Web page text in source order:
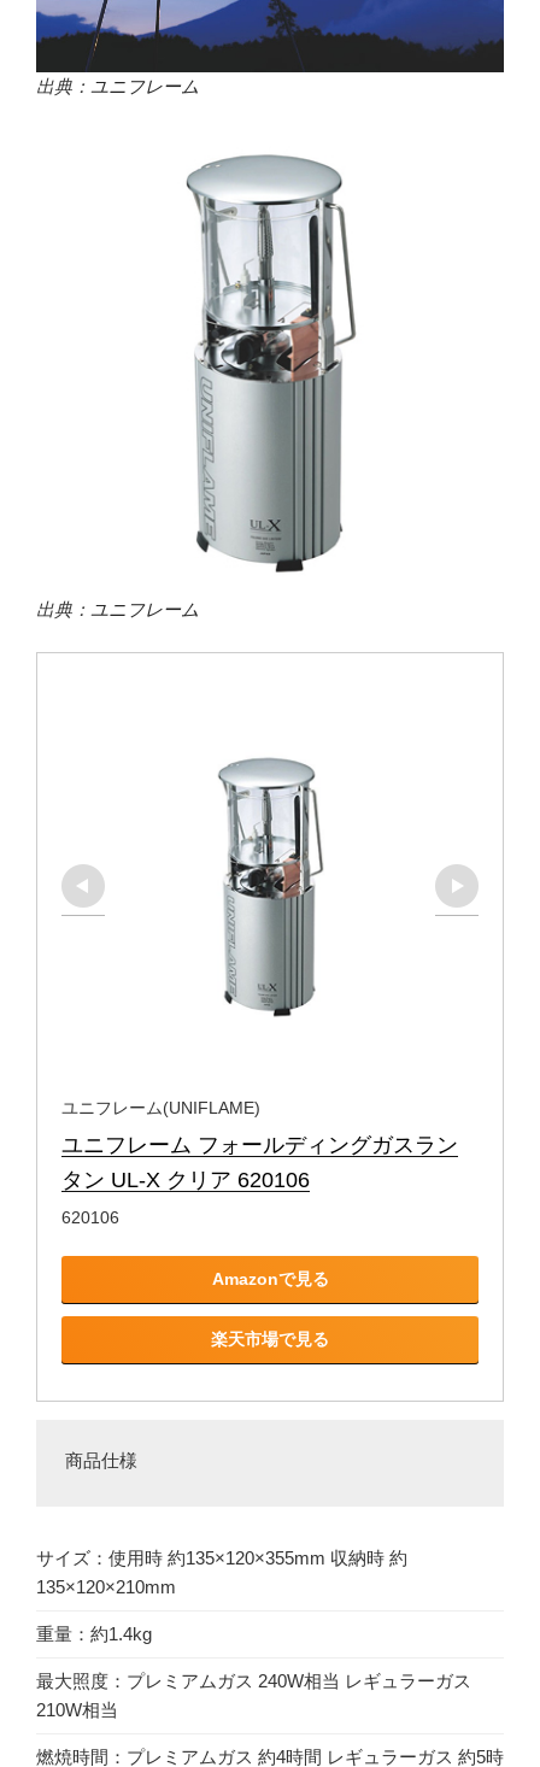
出典： ユニフレーム
出典： ユニフレーム
ユニフレーム(UNIFLAME)
ユニフレーム フォールディングガスラン
タン UL-X クリア 620106
620106
Amazonで見る
楽天市場で見る
商品仕様
サイズ：使用時 約135×120×355mm 収納時 約
135×120×210mm
重量：約1.4kg
最大照度：プレミアムガス 240W相当 レギュラーガス
210W相当
燃焼時間：プレミアムガス 約4時間 レギュラーガス 約5時